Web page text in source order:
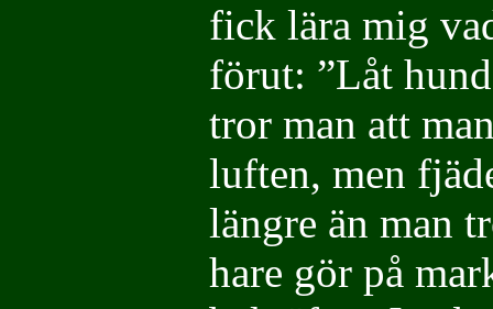
fick lära mig
förut: ”Låt
tror man att
luften, men
längre än man
hare gör på